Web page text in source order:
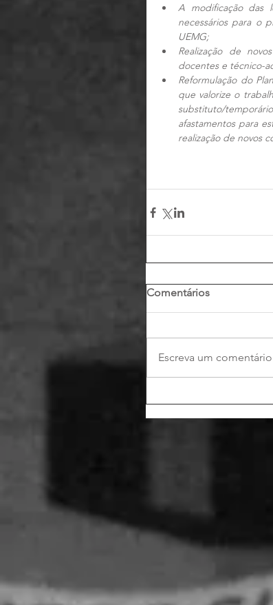
A modificação das
necessários para o
UEMG;
Realização de
docentes e técnico-
Reformulação do
que valorize o
substituto/
afastamentos para
realização de novos
Comentários
Escreva um comentário